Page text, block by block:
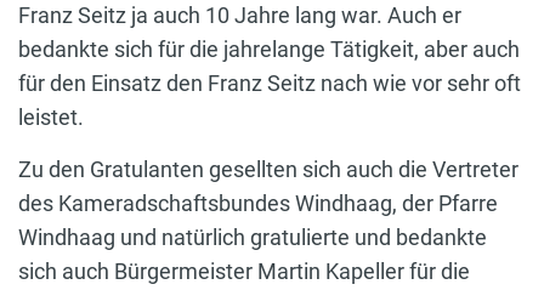
Franz Seitz ja auch 10 Jahre lang war. Auch er
bedankte sich für die jahrelange Tätigkeit, aber auch
für den Einsatz den Franz Seitz nach wie vor sehr oft
leistet.
Zu den Gratulanten gesellten sich auch die Vertreter
des Kameradschaftsbundes Windhaag, der Pfarre
Windhaag und natürlich gratulierte und bedankte
sich auch Bürgermeister Martin Kapeller für die